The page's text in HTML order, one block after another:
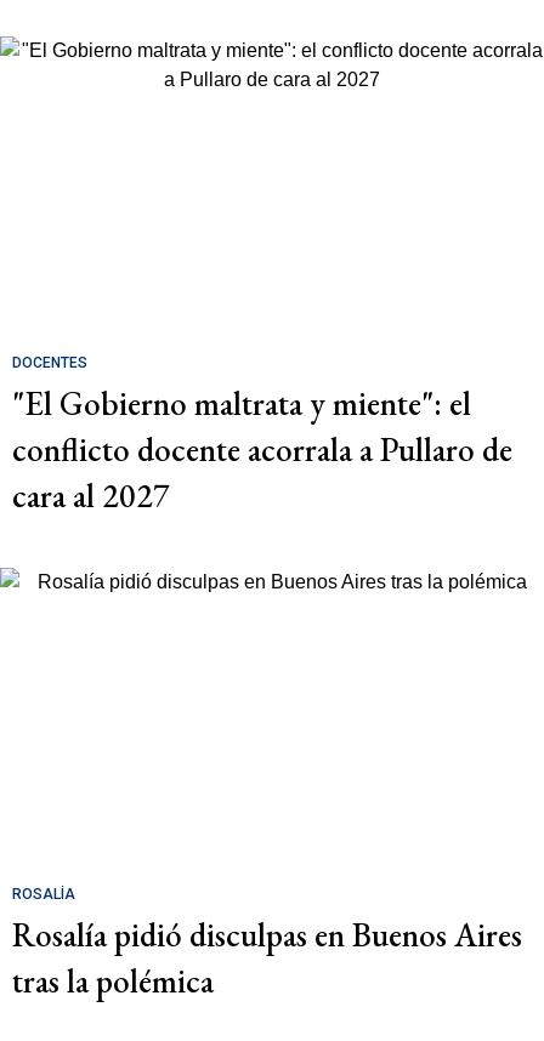
DOCENTES
"El Gobierno maltrata y miente": el
conflicto docente acorrala a Pullaro de
cara al 2027
ROSALÍA
Rosalía pidió disculpas en Buenos Aires
tras la polémica